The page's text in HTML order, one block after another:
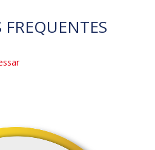
FREQUENTES